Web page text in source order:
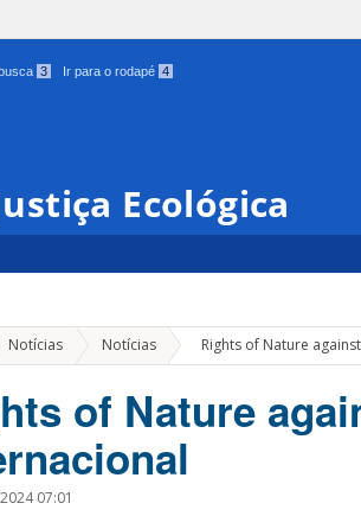
3 Ir para o rodapé 4
Ecológica
Notícias Notícias » Rights of Nature
of Nature
07:01